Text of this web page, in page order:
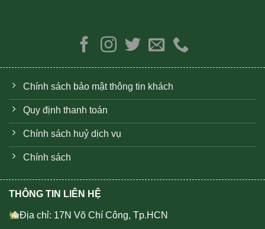
Chính sách bảo mật thông tin khách
Quy định thanh toán
Chính sách huỷ dịch vụ
Chính sách
THÔNG TIN LIÊN HỆ
Địa chỉ: 17N Võ Chí Công, Tp.HCN